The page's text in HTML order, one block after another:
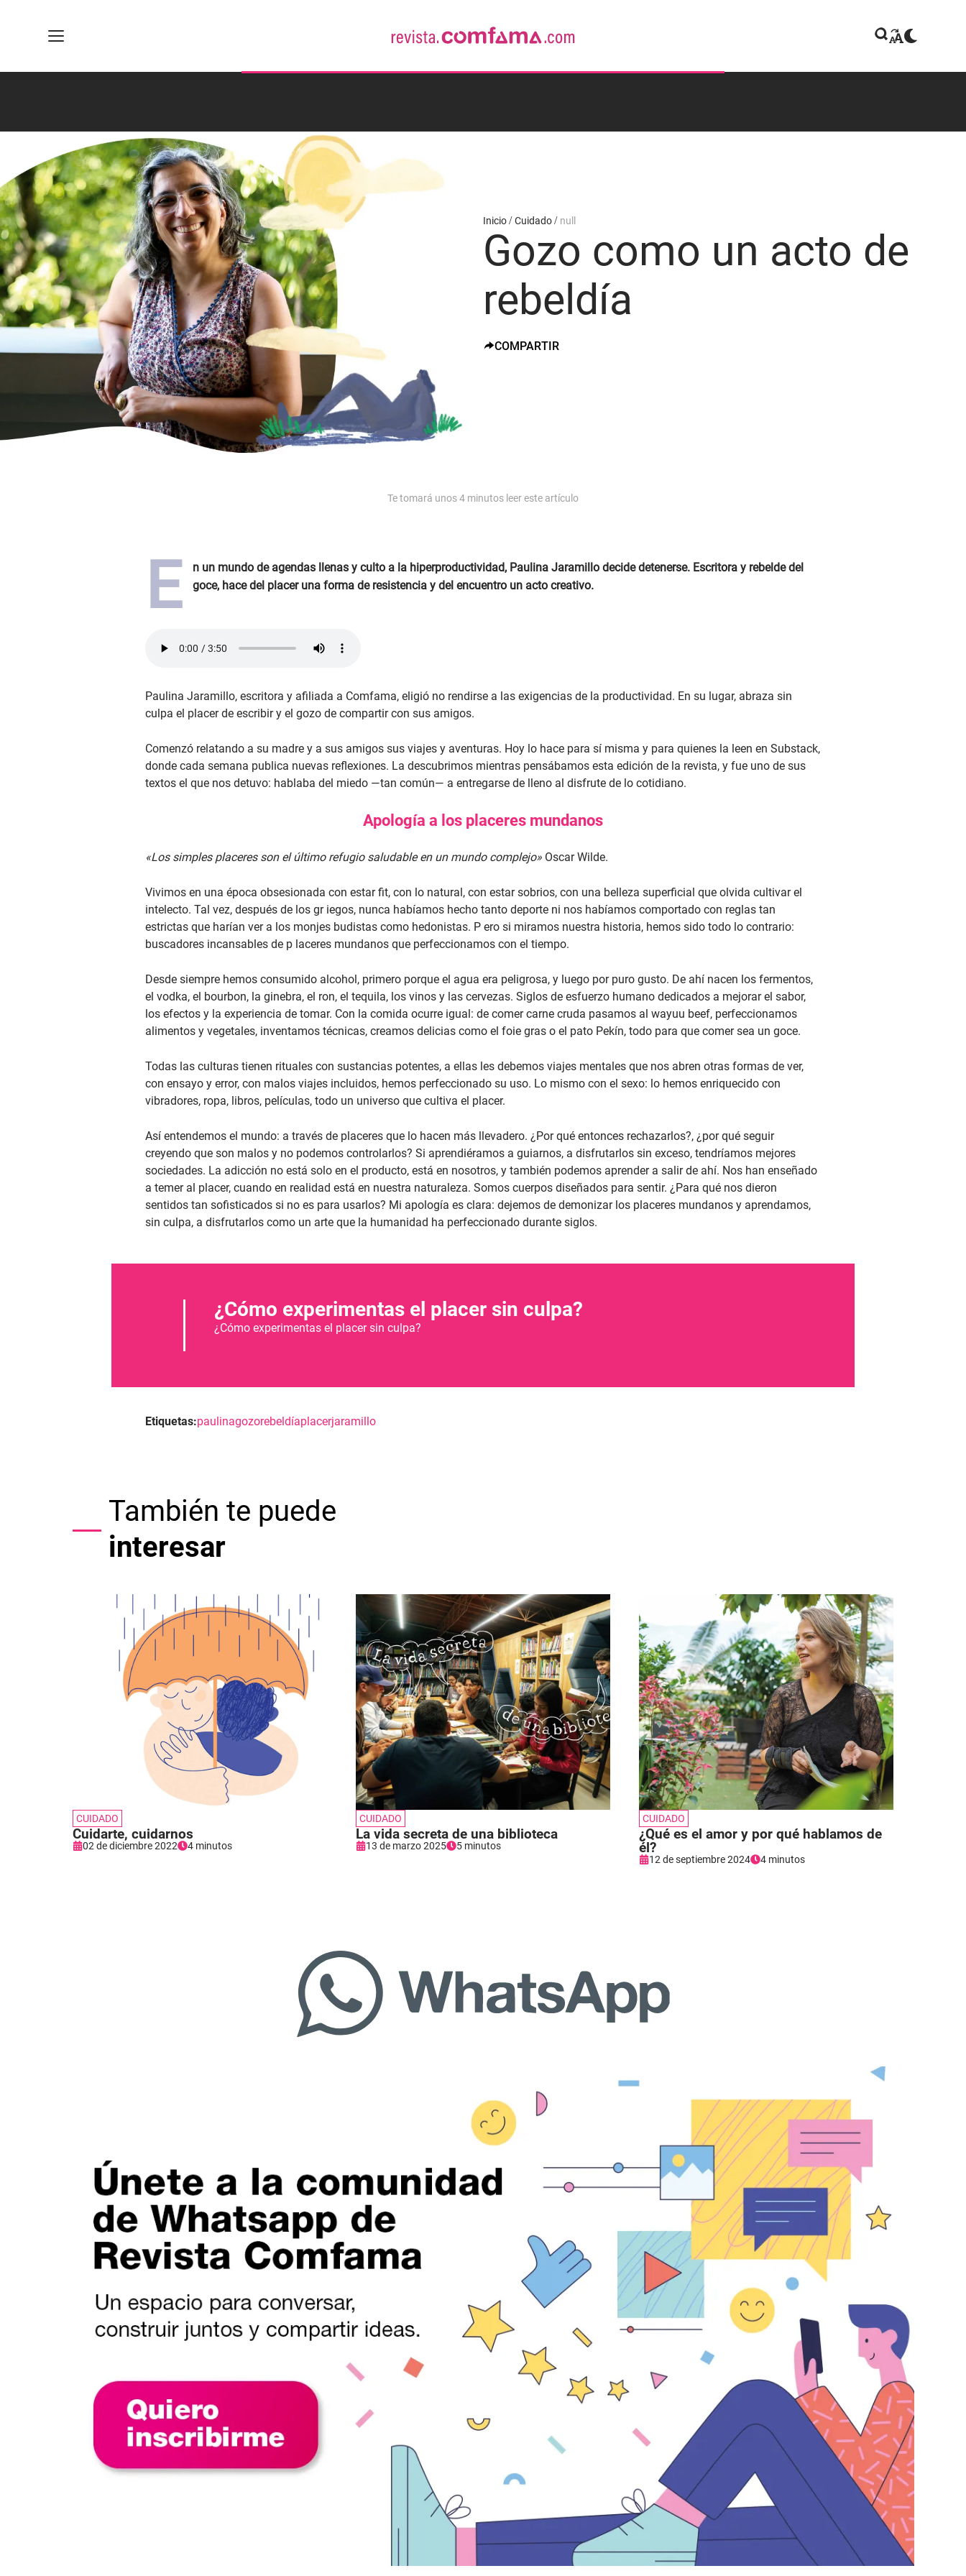
Inicio Cuidado null
Gozo como un acto de
rebeldía
COMPARTIR
Te tomará unos4minutos leer este artículo
E
n un mundo de agendas llenas y culto a la hiperproductividad, Paulina Jaramillo decide detenerse. Escritora y rebelde del
goce, hace del placer una forma de resistencia y del encuentro un acto creativo.
Paulina Jaramillo, escritora y afiliada a Comfama, eligió no rendirse a las exigencias de la productividad. En su lugar, abraza sin
culpa el placer de escribir y el gozo de compartir con sus amigos.
Comenzó relatando a su madre y a sus amigos sus viajes y aventuras. Hoy lo hace para sí misma y para quienes la leen en Substack,
donde cada semana publica nuevas reflexiones. La descubrimos mientras pensábamos esta edición de la revista, y fue uno de sus
textos el que nos detuvo: hablaba del miedo —tan común— a entregarse de lleno al disfrute de lo cotidiano.
Apología a los placeres mundanos
«Los simples placeres son el último refugio saludable en un mundo complejo» Oscar Wilde.
Vivimos en una época obsesionada con estar fit, con lo natural, con estar sobrios, con una belleza superficial que olvida cultivar el
intelecto. Tal vez, después de los gr iegos, nunca habíamos hecho tanto deporte ni nos habíamos comportado con reglas tan
estrictas que harían ver a los monjes budistas como hedonistas. P ero si miramos nuestra historia, hemos sido todo lo contrario:
buscadores incansables de p laceres mundanos que perfeccionamos con el tiempo.
Desde siempre hemos consumido alcohol, primero porque el agua era peligrosa, y luego por puro gusto. De ahí nacen los fermentos,
el vodka, el bourbon, la ginebra, el ron, el tequila, los vinos y las cervezas. Siglos de esfuerzo humano dedicados a mejorar el sabor,
los efectos y la experiencia de tomar. Con la comida ocurre igual: de comer carne cruda pasamos al wayuu beef, perfeccionamos
alimentos y vegetales, inventamos técnicas, creamos delicias como el foie gras o el pato Pekín, todo para que comer sea un goce.
Todas las culturas tienen rituales con sustancias potentes, a ellas les debemos viajes mentales que nos abren otras formas de ver,
con ensayo y error, con malos viajes incluidos, hemos perfeccionado su uso. Lo mismo con el sexo: lo hemos enriquecido con
vibradores, ropa, libros, películas, todo un universo que cultiva el placer.
Así entendemos el mundo: a través de placeres que lo hacen más llevadero. ¿Por qué entonces rechazarlos?, ¿por qué seguir
creyendo que son malos y no podemos controlarlos? Si aprendiéramos a guiarnos, a disfrutarlos sin exceso, tendríamos mejores
sociedades. La adicción no está solo en el producto, está en nosotros, y también podemos aprender a salir de ahí. Nos han enseñado
a temer al placer, cuando en realidad está en nuestra naturaleza. Somos cuerpos diseñados para sentir. ¿Para qué nos dieron
sentidos tan sofisticados si no es para usarlos? Mi apología es clara: dejemos de demonizar los placeres mundanos y aprendamos,
sin culpa, a disfrutarlos como un arte que la humanidad ha perfeccionado durante siglos.
¿Cómo experimentas el placer sin culpa?
¿Cómo experimentas el placer sin culpa?
Etiquetas:paulinagozorebeldíaplacerjaramillo
También te puede
interesar
CUIDADO
Cuidarte, cuidarnos
02 de diciembre 2022 4 minutos
CUIDADO
La vida secreta de una biblioteca
13 de marzo 2025 5 minutos
CUIDADO
¿Qué es el amor y por qué hablamos de
él?
12 de septiembre 2024 4 minutos